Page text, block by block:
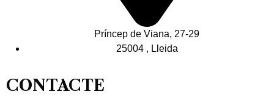
Príncep de Viana, 27-29
25004 , Lleida
CONTACTE